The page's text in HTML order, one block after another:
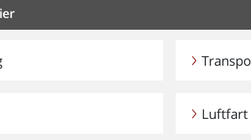
Luftfart